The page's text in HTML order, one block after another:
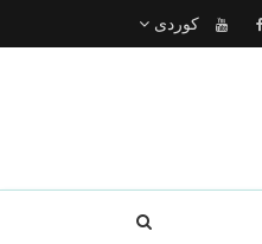
كوردى